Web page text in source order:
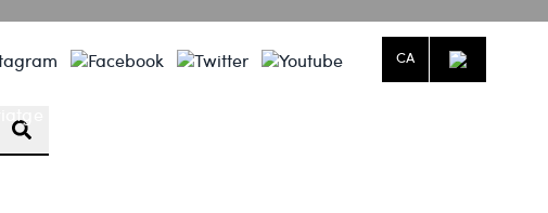
CA
automàtic adjunta.